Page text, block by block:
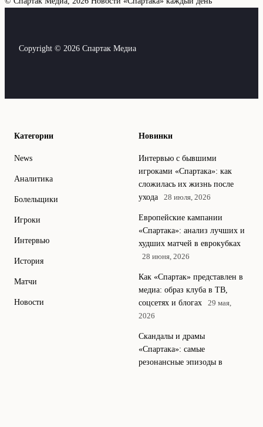
Copyright © 2026 Спартак Медиа
Категории
News
Аналитика
Болельщики
Игроки
Интервью
История
Матчи
Новости
Новинки
Интервью с бывшими
игроками «Спартака»: как
сложилась их жизнь после
ухода
28 июля, 2026
Европейские кампании
«Спартака»: анализ лучших и
худших матчей в еврокубках
28 июня, 2026
Как «Спартак» представлен в
медиа: образ клуба в ТВ,
соцсетях и блогах
29 мая,
2026
Скандалы и драмы
«Спартака»: самые
резонансные эпизоды в